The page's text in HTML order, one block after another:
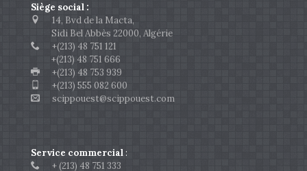
Siège social :
14, Bvd de la Macta,
Sidi Bel Abbès 22000, Algérie
+(213) 48 751 121
+(213) 48 751 666
+(213) 48 753 939
+(213) 555 082 600
scippouest@scippouest.com
Service commercial:
+ (213) 48 751 333